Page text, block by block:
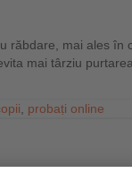
mai ales
mai târziu
probaṭi online